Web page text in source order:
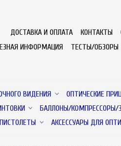
ДОСТАВКА И ОПЛАТА КОНТАКТЫ
ИНФОРМАЦИЯ
ТЕСТЫ/ОБЗОРЫ
ВИДЕНИЯ ОПТИЧЕСКИЕ
БАЛЛОНЫ/КОМПРЕССОРЫ/
АКСЕССУАРЫ ДЛЯ